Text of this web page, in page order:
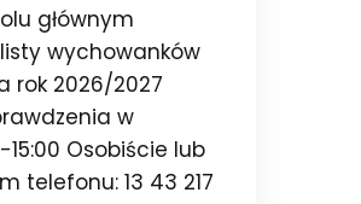
głównym
wychowanków
rok 2026/2027
w
Osobiście lub
telefonu: 13 43 217